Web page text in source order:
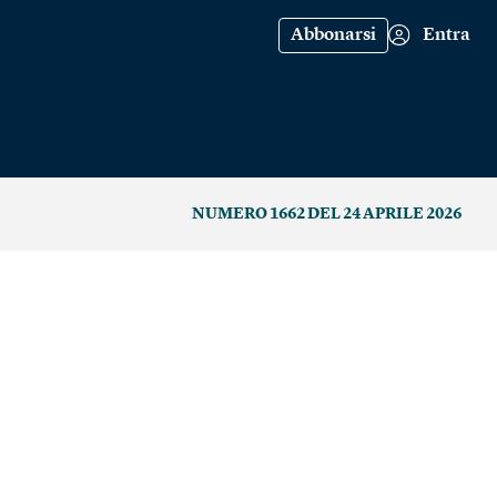
Abbonarsi Entra
NUMERO 1662 DEL 24 APRILE 2026